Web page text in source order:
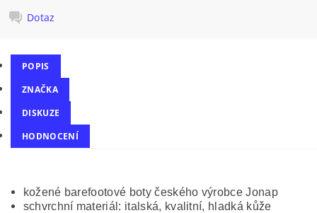
Dotaz
POPIS
ZNAČKA
DISKUZE
HODNOCENÍ
kožené barefootové boty českého výrobce Jonap
schvrchní materiál: italská, kvalitní, hladká kůže